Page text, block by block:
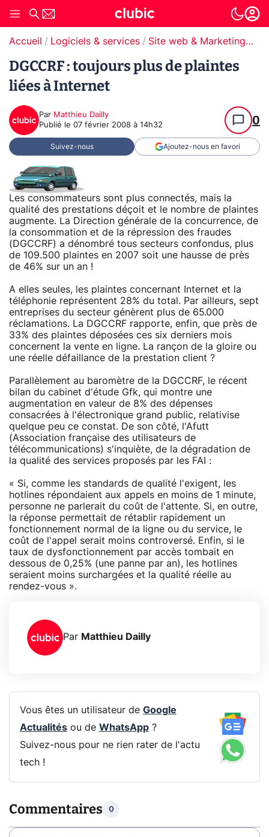
Accueil Logiciels & services Site web & Marketing Digital
DGCCRF : toujours plus de plaintes
liées à Internet
Par Matthieu Dailly
Publié le 07 février 2008 à 14h32 0
Suivez-nous Ajoutez-nous en favori
Les consommateurs sont plus connectés, mais la
qualité des prestations déçoit et le nombre de plaintes
augmente. La Direction générale de la concurrence, de
la consommation et de la répression des fraudes
(DGCCRF) a dénombré tous secteurs confondus, plus
de 109.500 plaintes en 2007 soit une hausse de près
de 46% sur un an !
A elles seules, les plaintes concernant Internet et la
téléphonie représentent 28% du total. Par ailleurs, sept
entreprises du secteur génèrent plus de 65.000
réclamations. La DGCCRF rapporte, enfin, que près de
33% des plaintes déposées ces six derniers mois
concernent la vente en ligne. La rançon de la gloire ou
une réelle défaillance de la prestation client ?
Parallèlement au baromètre de la DGCCRF, le récent
bilan du cabinet d'étude Gfk, qui montre une
augmentation en valeur de 8% des dépenses
consacrées à l'électronique grand public, relativise
quelque peu ce constat. De son côté, l'Afutt
(Association française des utilisateurs de
télécommunications) s'inquiète, de la dégradation de
la qualité des services proposés par les FAI :
« Si, comme les standards de qualité l'exigent, les
hotlines répondaient aux appels en moins de 1 minute,
personne ne parlerait du coût de l'attente. Si, en outre,
la réponse permettait de rétablir rapidement un
fonctionnement normal de la ligne ou du service, le
coût de l'appel serait moins controversé. Enfin, si le
taux de dysfonctionnement par accès tombait en
dessous de 0,25% (une panne par an), les hotlines
seraient moins surchargées et la qualité réelle au
rendez-vous ».
Par Matthieu Dailly
Vous êtes un utilisateur de Google
Actualitésou de WhatsApp?
Suivez-nous pour ne rien rater de l'actu
tech !
Commentaires 0